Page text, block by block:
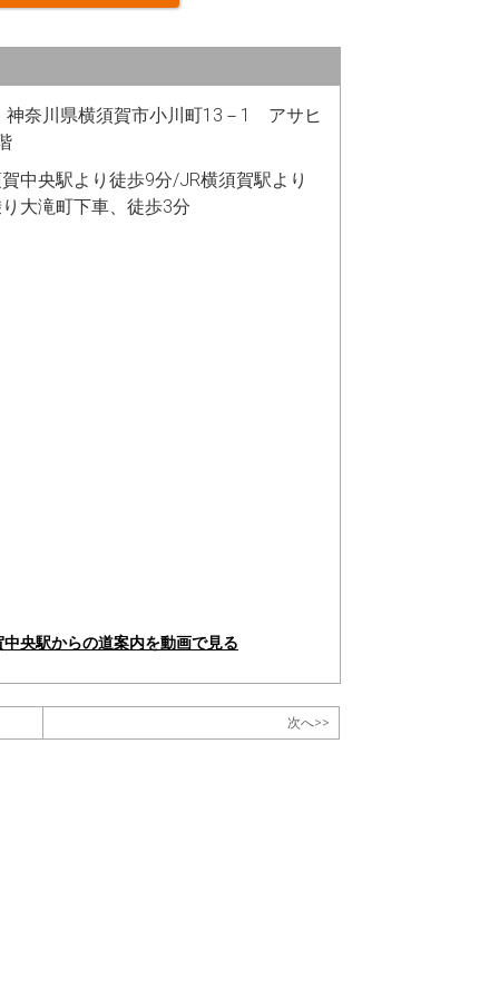
奈川県横須賀市小川町13－1 アサヒ
中央駅より徒歩9分/JR横須賀駅より
大滝町下車、徒歩3分
央駅からの道案内を動画で見る
次へ>>